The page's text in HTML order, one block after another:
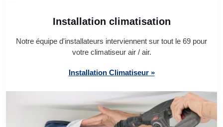
Installation climatisation
Notre équipe d'installateurs interviennent sur tout le 69 pour
votre climatiseur air / air.
Installation Climatiseur »